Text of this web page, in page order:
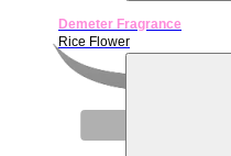
Demeter Fragrance
Rice Flower